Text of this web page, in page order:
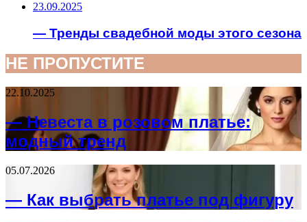
23.09.2025
— Тренды свадебной моды этого сезона
НЕ ПРОПУСТИТЕ
22.10.2025
— Невеста в розовом платье:
модный тренд
05.07.2026
— Как выбрать платье под фигуру